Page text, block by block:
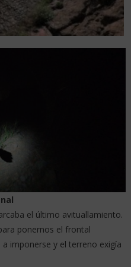
el último avituallamiento.
ponernos el frontal
imponerse y el terreno exigía